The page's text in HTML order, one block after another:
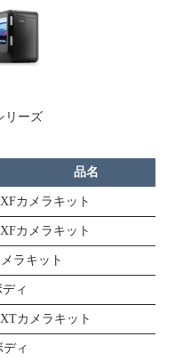
リーズ
品名
カメラキット
カメラキット
ラキット
ィ
カメラキット
ィ